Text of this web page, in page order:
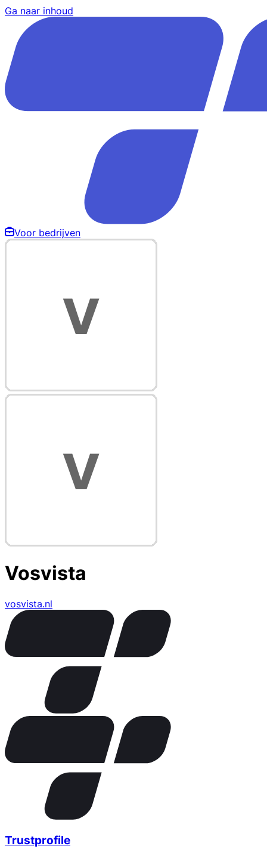
Ga naar inhoud
Voor bedrijven
Vosvista
vosvista.nl
Trustprofile